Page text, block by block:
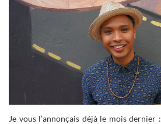
Je vous l’annonçais déjà le mois dernier :